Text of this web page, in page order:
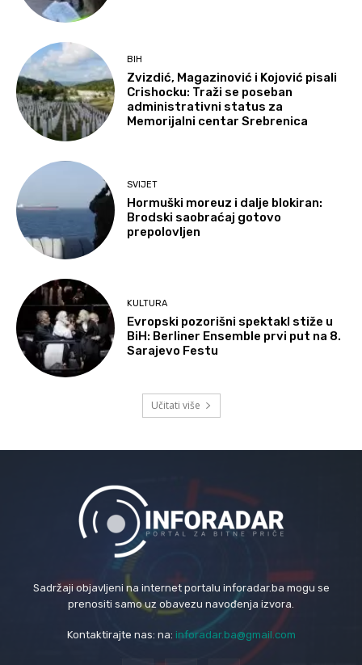
BIH
Zvizdić, Magazinović i Kojović pisali
Crishocku: Traži se poseban
administrativni status za
Memorijalni centar Srebrenica
SVIJET
Hormuški moreuz i dalje blokiran:
Brodski saobraćaj gotovo
prepolovljen
KULTURA
Evropski pozorišni spektakl stiže u
BiH: Berliner Ensemble prvi put na 8.
Sarajevo Festu
Učitati više
Sadržaji objavljeni na internet portalu inforadar.ba mogu se
prenositi samo uz obavezu navođenja izvora.
Kontaktirajte nas: na: inforadar.ba@gmail.com